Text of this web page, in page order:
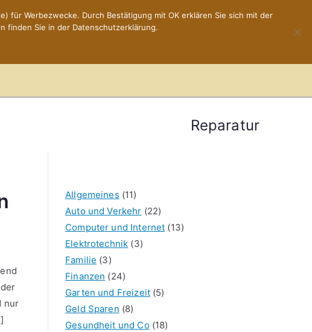
Reparatur
nur
Allgemeines (11)
Auto und Verkehr (22)
Computer und Internet (13)
Elektrotechnik (3)
Familie (3)
Finanzen (24)
Garten und Freizeit(5)
Geld Sparen (8)
Gesundheit und Co(18)
für Werbezwecke. Durch Bestätigung mit OK erklären Sie sich mit der
finden Sie in der Datenschutzerklärung.